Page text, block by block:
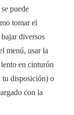
puede
tomar el
diversos
menú, usar la
en cinturón
tu disposición) o
con la